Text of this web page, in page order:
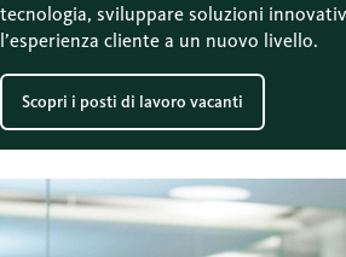
tecnologia, sviluppare soluzioni
l’esperienza cliente a un nuovo livello.
Scopri i posti di lavoro vacanti